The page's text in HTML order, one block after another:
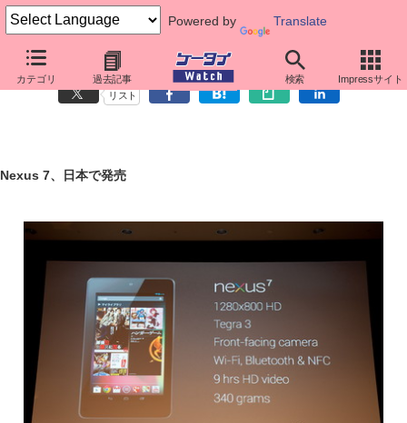
Powered by Translate
カテゴリ 過去記事 検索 Impressサイト
今週のケータイ Watchの読み方 （2012年9月28日）
リスト
Nexus 7、日本で発売